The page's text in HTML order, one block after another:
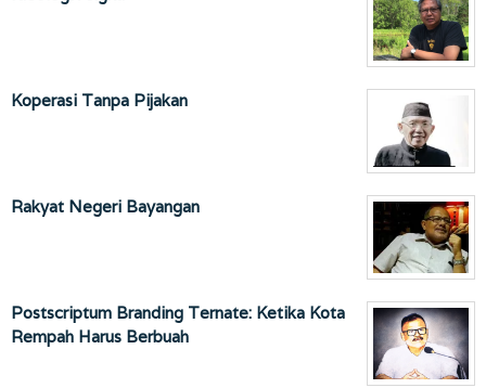
Koperasi Tanpa Pijakan
Rakyat Negeri Bayangan
Postscriptum Branding Ternate: Ketika Kota
Rempah Harus Berbuah